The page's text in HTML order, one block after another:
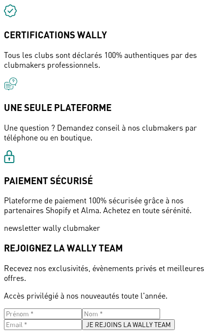
CERTIFICATIONS WALLY
Tous les clubs sont déclarés 100% authentiques par des
clubmakers professionnels.
UNE SEULE PLATEFORME
Une question ? Demandez conseil à nos clubmakers par
téléphone ou en boutique.
PAIEMENT SÉCURISÉ
Plateforme de paiement 100% sécurisée grâce à nos
partenaires Shopify et Alma. Achetez en toute sérénité.
newsletter wally clubmaker
REJOIGNEZ LA WALLY TEAM
Recevez nos exclusivités, évènements privés et meilleures
offres.
Accès privilégié à nos nouveautés toute l'année.
JE REJOINS LA WALLY TEAM